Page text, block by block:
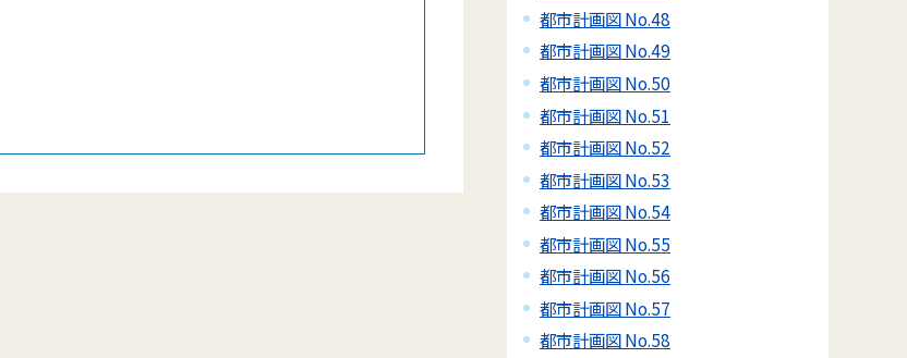
都市計画図 No.48
都市計画図 No.49
都市計画図 No.50
都市計画図 No.51
都市計画図 No.52
都市計画図 No.53
都市計画図 No.54
都市計画図 No.55
都市計画図 No.56
都市計画図 No.57
都市計画図 No.58